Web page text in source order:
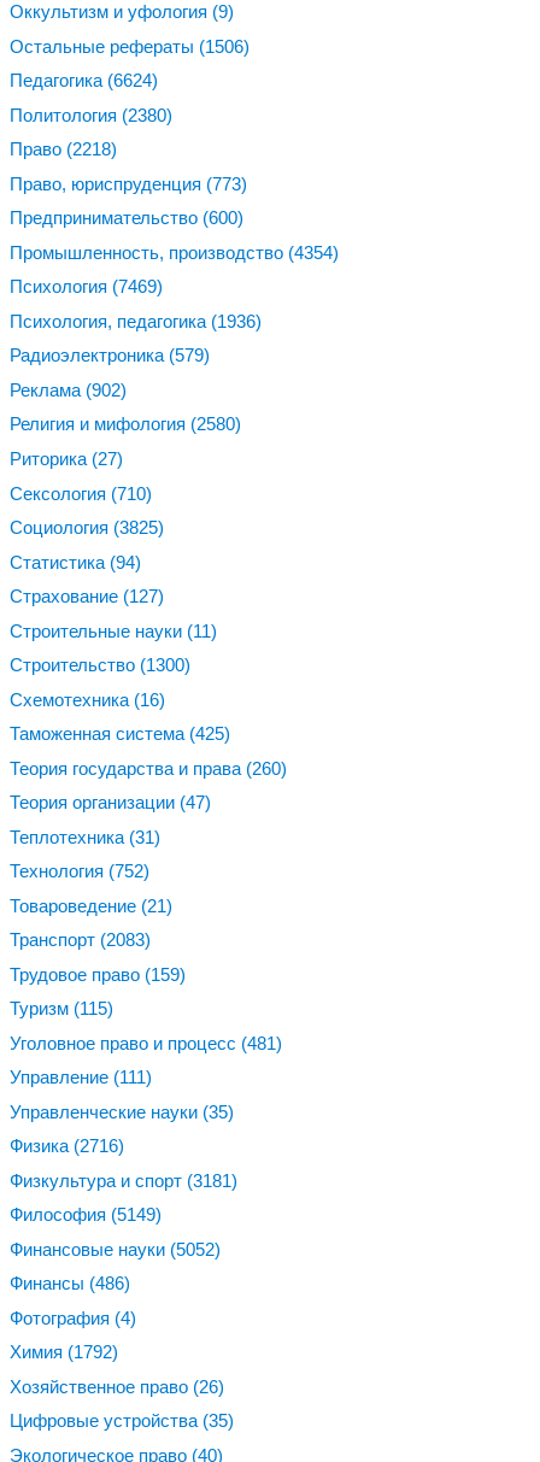
Оккультизм и уфология (9)
Остальные рефераты (1506)
Педагогика (6624)
Политология (2380)
Право (2218)
Право, юриспруденция (773)
Предпринимательство (600)
Промышленность, производство (4354)
Психология (7469)
Психология, педагогика (1936)
Радиоэлектроника (579)
Реклама (902)
Религия и мифология (2580)
Риторика (27)
Сексология (710)
Социология (3825)
Статистика (94)
Страхование (127)
Строительные науки (11)
Строительство (1300)
Схемотехника (16)
Таможенная система (425)
Теория государства и права (260)
Теория организации (47)
Теплотехника (31)
Технология (752)
Товароведение (21)
Транспорт (2083)
Трудовое право (159)
Туризм (115)
Уголовное право и процесс (481)
Управление (111)
Управленческие науки (35)
Физика (2716)
Физкультура и спорт (3181)
Философия (5149)
Финансовые науки (5052)
Финансы (486)
Фотография (4)
Химия (1792)
Хозяйственное право (26)
Цифровые устройства (35)
Экологическое право (40)